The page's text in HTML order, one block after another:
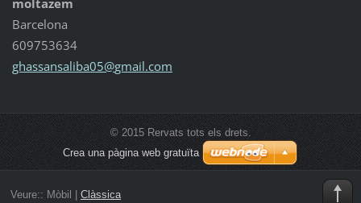
Barcelona
609753634
ghassansaliba05@gmail.com
© 2015 Rervats tots els drets.
Crea una pàgina web gratuïta
Veure:: Mòbil Clàssica